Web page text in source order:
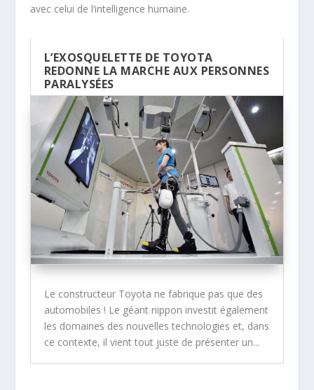
avec celui de l’intelligence humaine.
L’EXOSQUELETTE DE TOYOTA
REDONNE LA MARCHE AUX PERSONNES
PARALYSÉES
Le constructeur Toyota ne fabrique pas que des
automobiles ! Le géant nippon investit également
les domaines des nouvelles technologies et, dans
ce contexte, il vient tout juste de présenter un...